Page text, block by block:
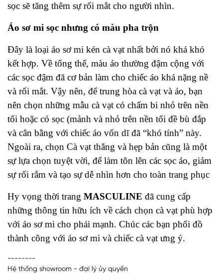
sọc sẽ tăng thêm sự rối mắt cho người nhìn.
Áo sơ mi sọc nhưng có màu pha trộn
Đây là loại áo sơ mi kén cà vạt nhất bởi nó khá khó
kết hợp. Về tổng thể, màu áo thường đậm cộng với
các sọc đậm đã cơ bản làm cho chiếc áo khá nặng nề
và rối mắt. Vậy nên, để trung hòa cà vạt và áo, bạn
nên chọn những mẫu cà vạt có chấm bi nhỏ trên nền
tối hoặc có sọc (mảnh và nhỏ trên nền tối đề bù đắp
và cân bằng với chiếc áo vốn dĩ đã “khó tính” này.
Ngoài ra, chọn Cà vạt thẳng và hẹp bản cũng là một
sự lựa chọn tuyệt vời, để làm tôn lên các sọc áo, giảm
sự rối rắm và tạo sự dễ nhìn hơn cho toàn trang phục
Hy vọng thời trang MASCULINE đã cung cấp
những thông tin hữu ích về cách chọn cà vạt phù hợp
với áo sơ mi cho phái mạnh. Chúc các bạn phối đồ
thành công với áo sơ mi và chiếc cà vạt ưng ý.
--------
Hệ thống showroom - đại lý ủy quyền